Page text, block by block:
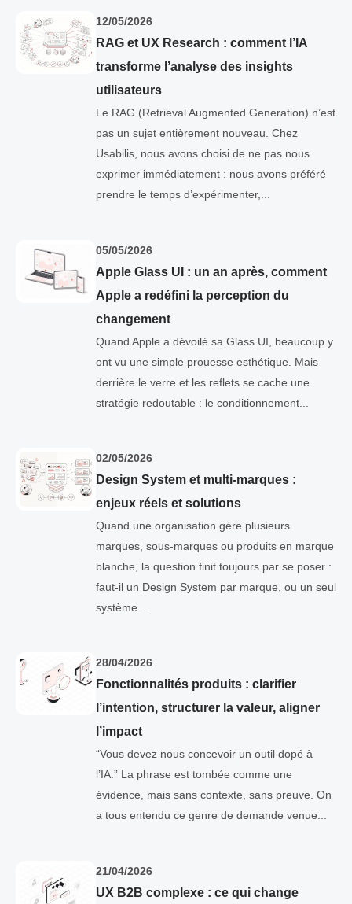
12/05/2026
RAG et UX Research : comment l’IA
transforme l’analyse des insights
utilisateurs
Le RAG (Retrieval Augmented Generation) n’est
pas un sujet entièrement nouveau. Chez
Usabilis, nous avons choisi de ne pas nous
exprimer immédiatement : nous avons préféré
prendre le temps d’expérimenter,...
05/05/2026
Apple Glass UI : un an après, comment
Apple a redéfini la perception du
changement
Quand Apple a dévoilé sa Glass UI, beaucoup y
ont vu une simple prouesse esthétique. Mais
derrière le verre et les reflets se cache une
stratégie redoutable : le conditionnement...
02/05/2026
Design System et multi-marques :
enjeux réels et solutions
Quand une organisation gère plusieurs
marques, sous-marques ou produits en marque
blanche, la question finit toujours par se poser :
faut-il un Design System par marque, ou un seul
système...
28/04/2026
Fonctionnalités produits : clarifier
l’intention, structurer la valeur, aligner
l’impact
“Vous devez nous concevoir un outil dopé à
l’IA.” La phrase est tombée comme une
évidence, mais sans contexte, sans preuve. On
a tous entendu ce genre de demande venue...
21/04/2026
UX B2B complexe : ce qui change